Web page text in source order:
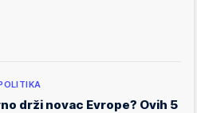
drži novac Evrope? Ovih 5